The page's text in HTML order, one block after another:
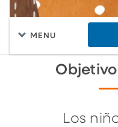
MENU
Los